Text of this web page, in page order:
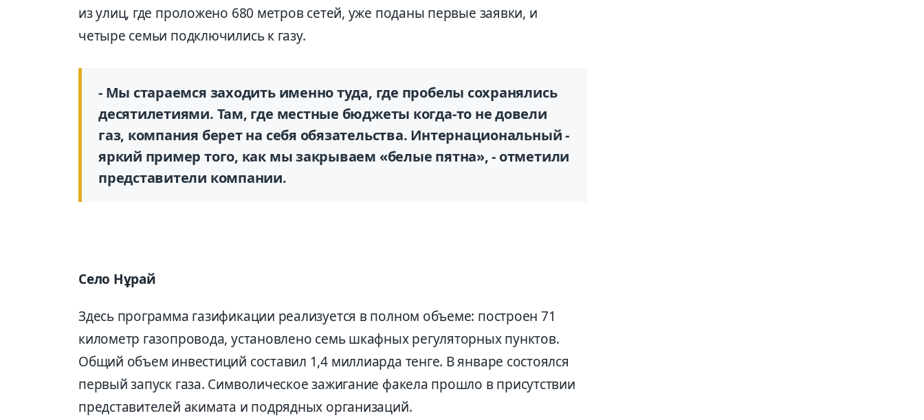
из улиц, где проложено 680 метров сетей, уже поданы первые заявки, и
четыре семьи подключились к газу.
- Мы стараемся заходить именно туда, где пробелы сохранялись
десятилетиями. Там, где местные бюджеты когда-то не довели
газ, компания берет на себя обязательства. Интернациональный -
яркий пример того, как мы закрываем «белые пятна», - отметили
представители компании.
Село Нұрай
Здесь программа газификации реализуется в полном объеме: построен 71
километр газопровода, установлено семь шкафных регуляторных пунктов.
Общий объем инвестиций составил 1,4 миллиарда тенге. В январе состоялся
первый запуск газа. Символическое зажигание факела прошло в присутствии
представителей акимата и подрядных организаций.